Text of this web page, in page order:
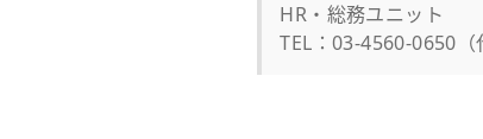
HR・総務ユニット
TEL：03-4560-0650（